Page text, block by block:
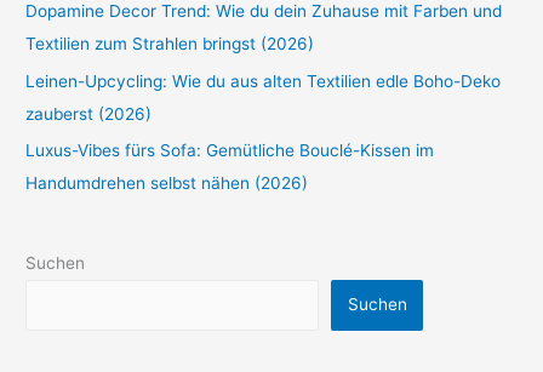
Dopamine Decor Trend: Wie du dein Zuhause mit Farben und
Textilien zum Strahlen bringst (2026)
Leinen-Upcycling: Wie du aus alten Textilien edle Boho-Deko
zauberst (2026)
Luxus-Vibes fürs Sofa: Gemütliche Bouclé-Kissen im
Handumdrehen selbst nähen (2026)
Suchen
Suchen